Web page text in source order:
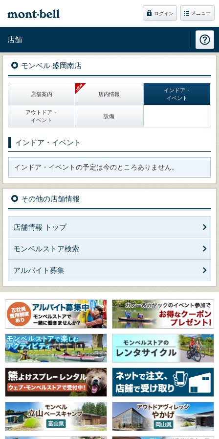
ログイン メニュー
店舗
モンベル 盛岡南店
店舗案内 店内情報
インドア・
イベント
アウトドア・
イベント
設備
インドア・イベント
インドア・イベントの予定は今のところありません。
その他の店舗情報
店舗情報 トップ
モンベルストア検索
アルバイト募集